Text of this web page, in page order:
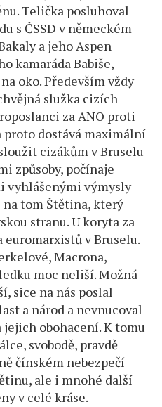
Telička posluhoval
s ČSSD v německém
a jeho Aspen
kamaráda Babiše,
oko. Především vždy
služka cizích
za ANO proti
proto dostává maximální
cizákům v Bruselu
způsoby, počínaje
vyhlášenými výmysly
na tom Štětina, který
stranu. U koryta za
v Bruselu.
Macrona,
moc neliší. Možná
sice na nás poslal
a národ a nevnucoval
obohacení. K tomu
svobodě, pravdě
čínském nebezpečí
ale i mnohé další
v celé kráse.